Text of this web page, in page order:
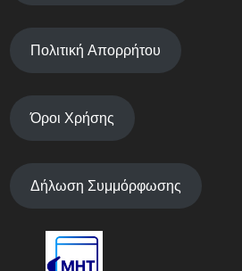
Πολιτική Απορρήτου
Όροι Χρήσης
Δήλωση Συμμόρφωσης